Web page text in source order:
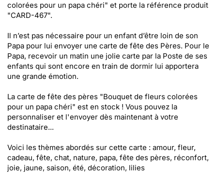
colorées pour un papa chéri" et porte la référence produit
"CARD-467".
Il n’est pas nécessaire pour un enfant d’être loin de son
Papa pour lui envoyer une carte de fête des Pères. Pour le
Papa, recevoir un matin une jolie carte par la Poste de ses
enfants qui sont encore en train de dormir lui apportera
une grande émotion.
La carte de fête des pères "Bouquet de fleurs colorées
pour un papa chéri" est en stock ! Vous pouvez la
personnaliser et l'envoyer dès maintenant à votre
destinataire...
Voici les thèmes abordés sur cette carte : amour, fleur,
cadeau, fête, chat, nature, papa, fête des pères, réconfort,
joie, jaune, saison, été, décoration, lilies